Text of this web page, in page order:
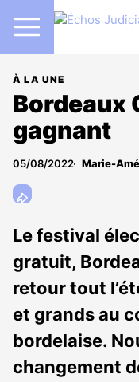
À LA UNE
Bordeaux
gagnant
05/08/2022 Marie-
Le festival
gratuit,
retour tout
et grands au
bordelaise.
changement